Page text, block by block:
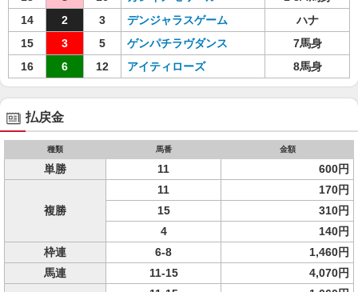
14
2 3 デンジャラスゲーム
ハナ
15
3 5 ゲンパチラヴダンス
7馬身
16
6 12 アイティローズ 8馬身
払戻金
種類 馬番 金額
単勝 11 600円
複勝
11
170円
15
310円
4
140円
枠連
6-8
1,460円
馬連
11-15 4,070円